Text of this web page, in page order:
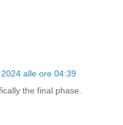
alle ore 04:39
the final phase.